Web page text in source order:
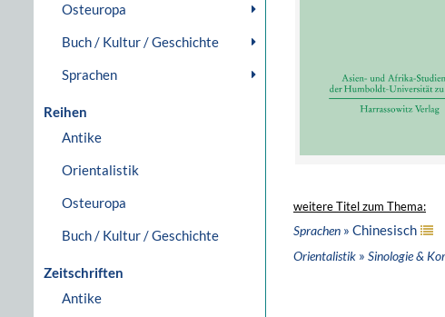
Osteuropa
Buch / Kultur / Geschichte
Sprachen
Reihen
Antike
Orientalistik
Osteuropa
Buch / Kultur / Geschichte
Zeitschriften
Antike
weitere Titel zum Thema:
Sprachen » Chinesisch
Orientalistik » Sinologie &